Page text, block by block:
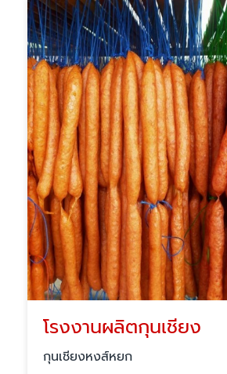
โรงงานผลิตกุนเชียง
กุนเชียงหงส์หยก